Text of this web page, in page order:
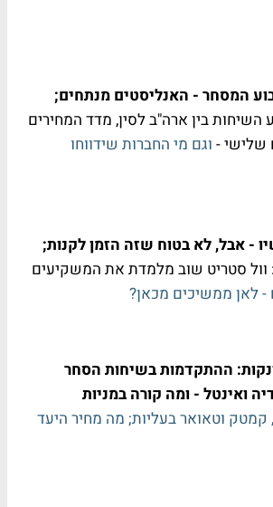
המסחר - האנליסטים מנתחים;
בין ארה"ב לסין, מדד המחירים
שלישי - וגם מי החברות שידווחו
- אבל, לא בטוח שזה הזמן לקנות;
סטריט שוב מלמדת את המשקיעים
- לאן ממשיכים מכאן?
ההתקדמות בשיחות הסחר
ואינטל - ומה קורה במניות
קמטק וטאואר בעליות; מה מחיר היעד